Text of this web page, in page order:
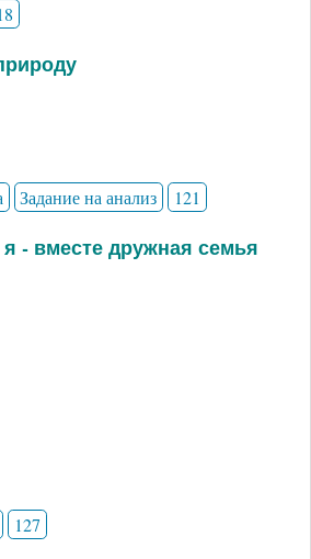
Задание на анализ 121
- вместе дружная семья
127